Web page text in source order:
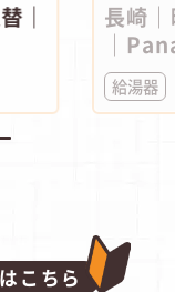
｜
長崎
｜
給湯器
こちら